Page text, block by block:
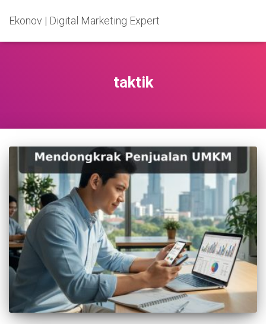
Ekonov | Digital Marketing Expert
taktik